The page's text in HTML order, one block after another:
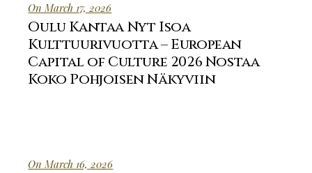
On March 17, 2026
Oulu Kantaa Nyt Isoa
Kulttuurivuotta – European
Capital of Culture 2026 Nostaa
Koko Pohjoisen Näkyviin
On March 16, 2026